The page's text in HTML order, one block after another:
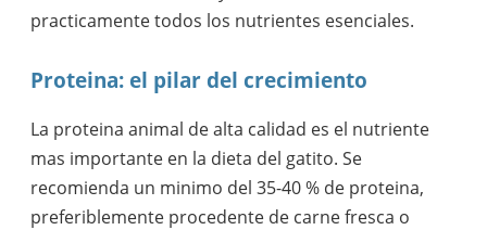
practicamente todos los nutrientes esenciales.
Proteina: el pilar del crecimiento
La proteina animal de alta calidad es el nutriente
mas importante en la dieta del gatito. Se
recomienda un minimo del 35-40 % de proteina,
preferiblemente procedente de carne fresca o